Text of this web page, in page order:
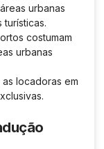
urbanas
costumam
urbanas
locadoras em